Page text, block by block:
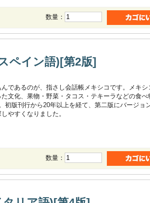
数量：
ペイン語)[第2版]
であるのが、指さし会話帳メキシコです。メキ
文化、果物・野菜・タコス・テキーラなどの食べ
初版刊行から20年以上を経て、第二版にバージョ
やすくなりました。
数量：